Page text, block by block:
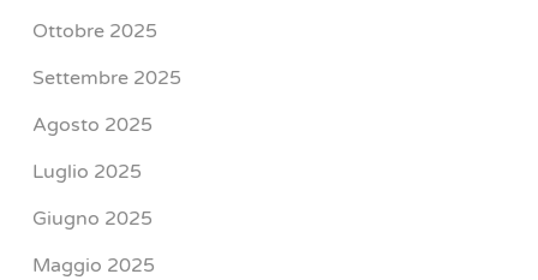
Ottobre 2025
Settembre 2025
Agosto 2025
Luglio 2025
Giugno 2025
Maggio 2025